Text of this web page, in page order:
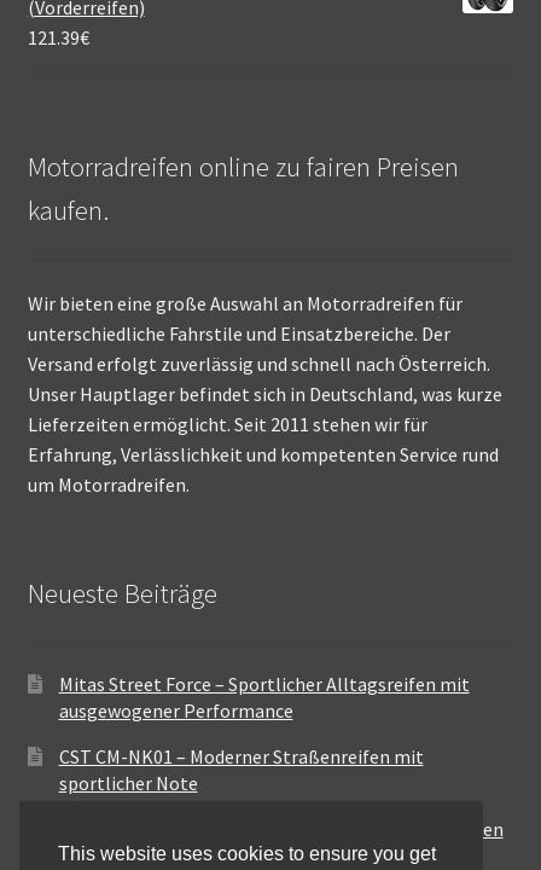
(Vorderreifen)
121.39€
Motorradreifen online zu fairen Preisen
kaufen.
Wir bieten eine große Auswahl an Motorradreifen für
unterschiedliche Fahrstile und Einsatzbereiche. Der
Versand erfolgt zuverlässig und schnell nach Österreich.
Unser Hauptlager befindet sich in Deutschland, was kurze
Lieferzeiten ermöglicht. Seit 2011 stehen wir für
Erfahrung, Verlässlichkeit und kompetenten Service rund
um Motorradreifen.
Neueste Beiträge
Mitas Street Force – Sportlicher Alltagsreifen mit
ausgewogener Performance
CST CM-NK01 – Moderner Straßenreifen mit
sportlicher Note
Maxxis MA-ST3 – Ausgewogener Sport-Touring-Reifen
für vielseitige Einsätze
This website uses cookies to ensure you get